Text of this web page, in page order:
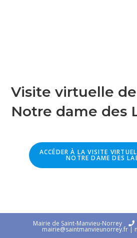
Visite virtuelle de
Notre dame des
ACCÉDER À LA VISITE
NOTRE DAME DES
Mairie de Saint-Manvieu-Norrey
mairie@saintmanvieunorrey.fr|